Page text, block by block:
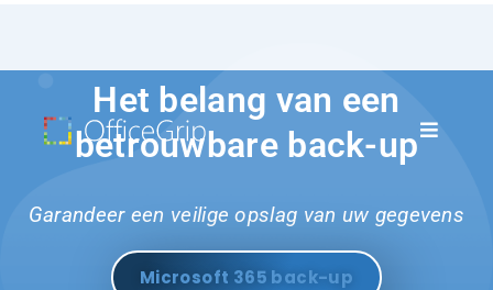
Het belang van een
betrouwbare back-up
Garandeer een veilige opslag van uw gegevens
Microsoft 365 back-up